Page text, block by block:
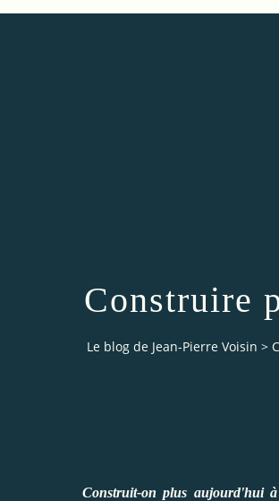
Construire
Le blog de Jean-Pierre Voisin >
Construit-on plus aujourd'hui